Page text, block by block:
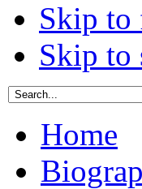
Skip to
Skip to
Home